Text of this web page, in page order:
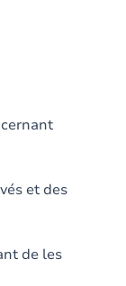
et des
de les